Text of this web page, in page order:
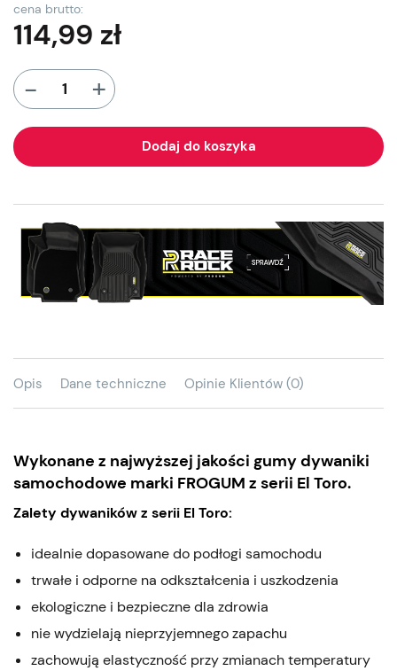
cena brutto:
114,99 zł
- +
Dodaj do koszyka
Opis Dane techniczne Opinie Klientów (0)
Wykonane z najwyższej jakości gumy dywaniki
samochodowe marki FROGUM z serii El Toro.
Zalety dywaników z serii El Toro:
idealnie dopasowane do podłogi samochodu
trwałe i odporne na odkształcenia i uszkodzenia
ekologiczne i bezpieczne dla zdrowia
nie wydzielają nieprzyjemnego zapachu
zachowują elastyczność przy zmianach temperatury